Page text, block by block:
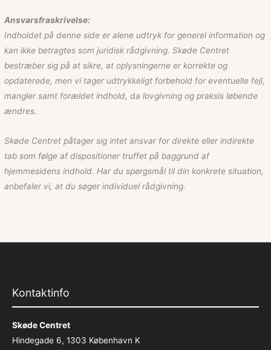
Ansvarsfraskrivelse:
Indholdet på denne side er alene udtryk for generel information og
kan ikke betragtes som juridisk rådgivning. Skøde Centret
bestræber sig på at sikre, at oplysningerne er korrekte og
opdaterede, men vi tager udtrykkeligt forbehold for eventuelle fejl,
mangler samt forældet indhold, da lovgivning og praksis løbende
ændres.
Skøde Centret påtager sig intet ansvar for direkte eller indirekte
tab som følge af dispositioner truffet på baggrund af
hjemmesidens indhold. Har du spørgsmål til din konkrete situation,
anbefaler vi, at du søger individuel rådgivning.
Kontaktinfo
Skøde Centret
Hindegade 6, 1303 København K